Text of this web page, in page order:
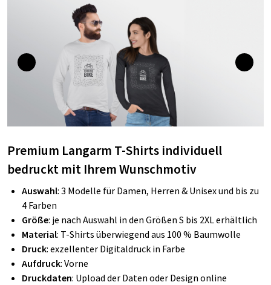
Premium Langarm T-Shirts individuell
bedruckt mit Ihrem Wunschmotiv
Auswahl: 3 Modelle für Damen, Herren & Unisex und bis zu
4 Farben
Größe: je nach Auswahl in den Größen S bis 2XL erhältlich
Material: T-Shirts überwiegend aus 100 % Baumwolle
Druck: exzellenter Digitaldruck in Farbe
Aufdruck: Vorne
Druckdaten: Upload der Daten oder Design online